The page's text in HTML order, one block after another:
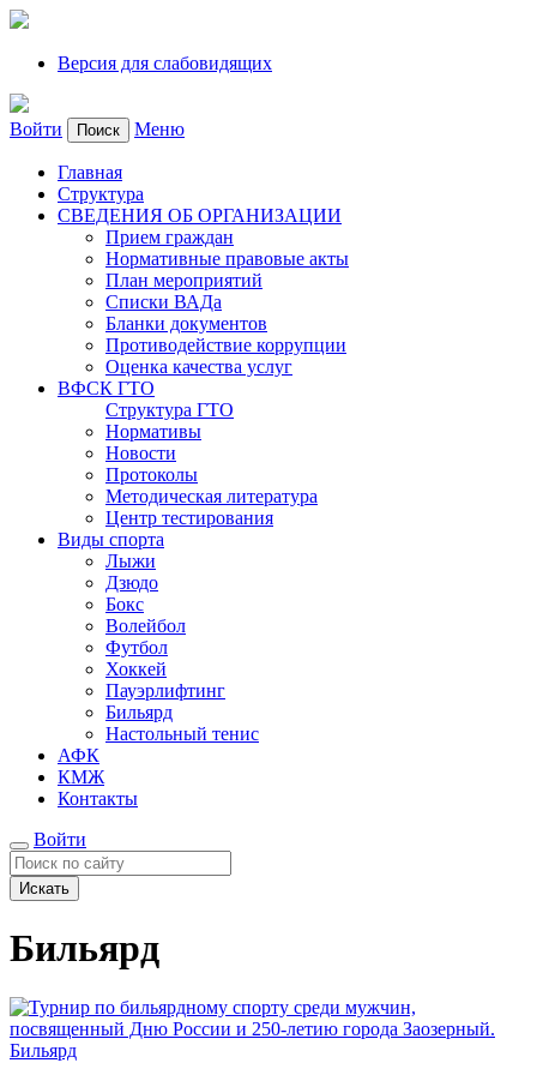
Версия для слабовидящих
Войти Поиск Меню
Главная
Структура
СВЕДЕНИЯ ОБ ОРГАНИЗАЦИИ
Прием граждан
Нормативные правовые акты
План мероприятий
Списки ВАДа
Бланки документов
Противодействие коррупции
Оценка качества услуг
ВФСК ГТО
Структура ГТО
Нормативы
Новости
Протоколы
Методическая литература
Центр тестирования
Виды спорта
Лыжи
Дзюдо
Бокс
Волейбол
Футбол
Хоккей
Пауэрлифтинг
Бильярд
Настольный тенис
АФК
КМЖ
Контакты
Войти
Искать
Бильярд
Бильярд